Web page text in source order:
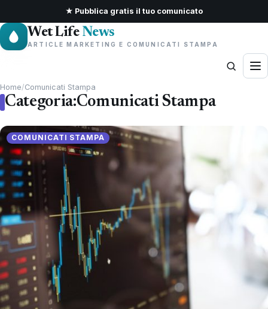
★ Pubblica gratis il tuo comunicato
Wet Life News
ARTICLE MARKETING E COMUNICATI STAMPA
Home/Comunicati Stampa
Categoria:Comunicati Stampa
COMUNICATI STAMPA